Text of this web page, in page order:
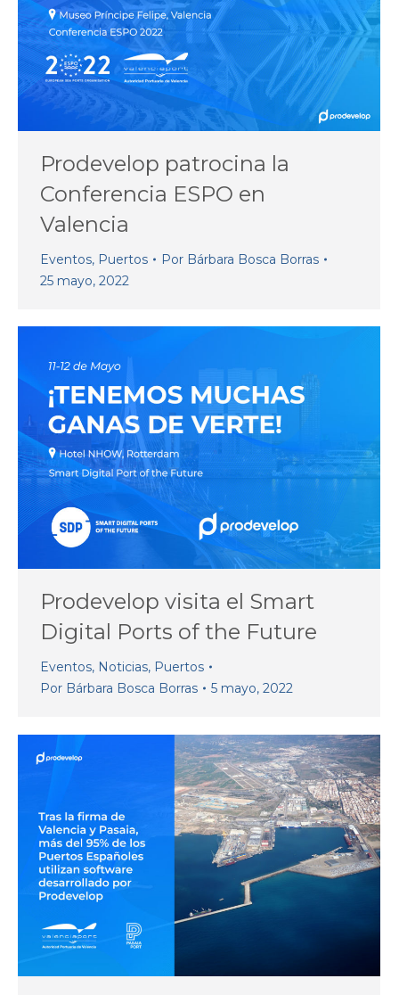
Prodevelop patrocina la
Conferencia ESPO en
Valencia
Eventos, Puertos Por Bárbara Bosca Borras
25 mayo, 2022
Prodevelop visita el Smart
Digital Ports of the Future
Eventos, Noticias, Puertos
Por Bárbara Bosca Borras 5 mayo, 2022